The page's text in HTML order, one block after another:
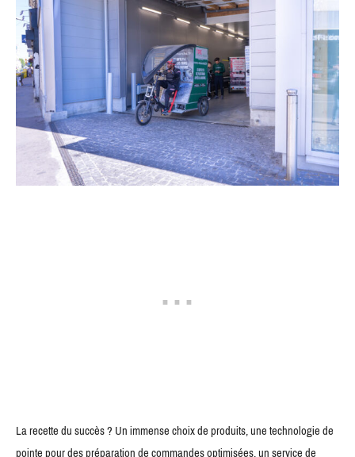
La recette du succès ? Un immense choix de produits, une technologie de